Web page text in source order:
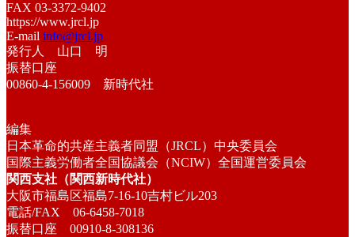
FAX 03-3372-9402
https://www.jrcl.jp
E-mail info@jrcl.jp
発行人 山口 明
振替口座
00860-4-156009 新時代社
編集
日本革命的共産主義者同盟（JRCL）中央委員会
国際主義労働者全国協議会（NCIW）全国運営委員会
関西支社（関西新時代社）
大阪市福島区福島7-16-10吉村ビル203
電話/FAX 06-6458-7018
振替口座 00910-8-308136